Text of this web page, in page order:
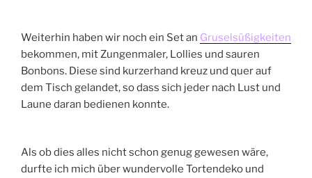
Weiterhin haben wir noch ein Set an Gruselsüßigkeiten
bekommen, mit Zungenmaler, Lollies und sauren
Bonbons. Diese sind kurzerhand kreuz und quer auf
dem Tisch gelandet, so dass sich jeder nach Lust und
Laune daran bedienen konnte.
Als ob dies alles nicht schon genug gewesen wäre,
durfte ich mich über wundervolle Tortendeko und